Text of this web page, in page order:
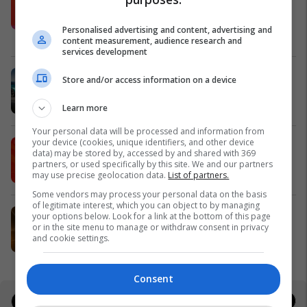
plotësisht digjitale dhe mbi 40 mijë
Meridian
Zgjidhni një nga katër modelet tuaja
IPKO vazhdon partneritetin me
Sunny Hill Festival 2026
IPKO
EXPO DIASPORA 2026 mbahet më
3, 4 dhe 5 gusht në Prishtinë
Personalised advertising and content, advertising and
content measurement, audience research and
services development
Store and/or access information on a device
Learn more
Your personal data will be processed and information from
your device (cookies, unique identifiers, and other device
data) may be stored by, accessed by and shared with 369
partners, or used specifically by this site. We and our partners
may use precise geolocation data. List of partners.
Some vendors may process your personal data on the basis
of legitimate interest, which you can object to by managing
your options below. Look for a link at the bottom of this page
or in the site menu to manage or withdraw consent in privacy
and cookie settings.
Consent